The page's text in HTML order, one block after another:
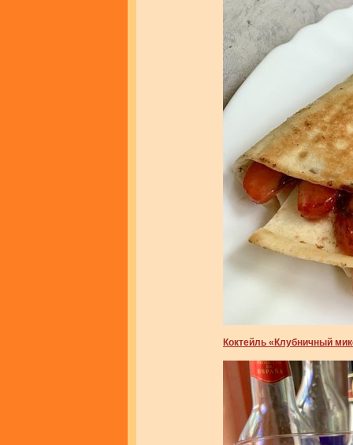
Коктейль «Клубничный